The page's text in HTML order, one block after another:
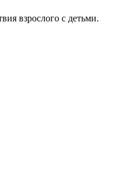
взрослого с детьми.